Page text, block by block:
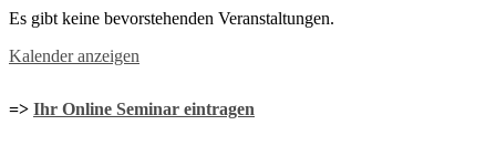
Es gibt keine bevorstehenden Veranstaltungen.
Kalender anzeigen
=> Ihr Online Seminar eintragen